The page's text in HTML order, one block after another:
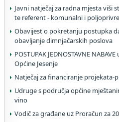
Javni natječaj za radna mjesta viši
te referent - komunalni i
Obavijest o pokretanju postupka
obavljanje dimnjačarskih poslova
POSTUPAK JEDNOSTAVNE
Općine Jesenje
Natječaj za financiranje
Udruge s područja općine
vino
Vodič za građane uz Proračun za